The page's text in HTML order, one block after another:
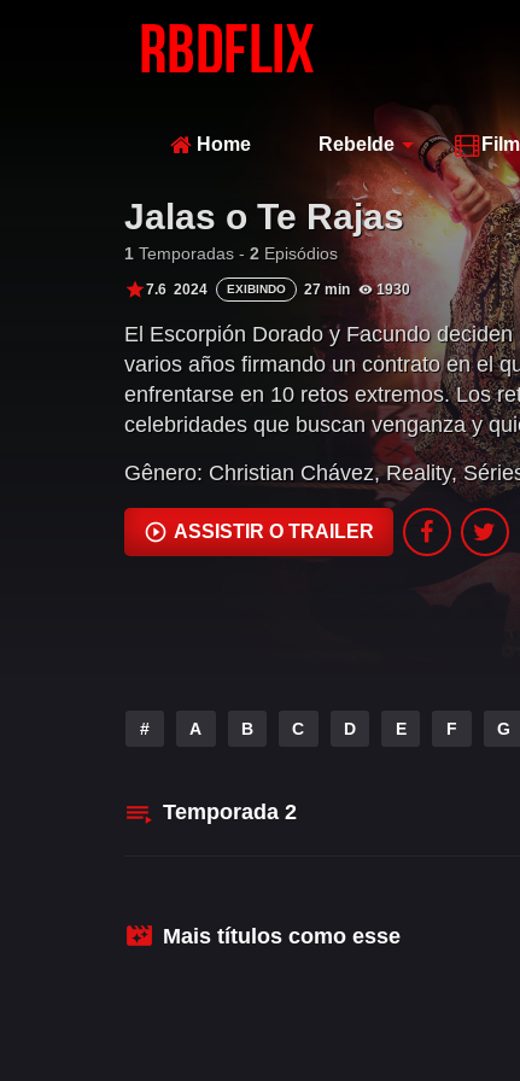
Home Rebelde
Jalas o Te Rajas
1 Temporadas - 2 Episódios
7.6 2024 EXIBINDO 27 min 1930
El Escorpión Dorado y Facundo
varios años firmando un contrato en el
enfrentarse en 10 retos extremos. Los
celebridades que buscan venganza y
desafiándose, acumulando dinero y
quien es un verdadero dios y quién es un
Gênero: Christian Chávez,Reality,
ASSISTIR O TRAILER
# A B C D E F G
Temporada 2
Mais títulos como esse